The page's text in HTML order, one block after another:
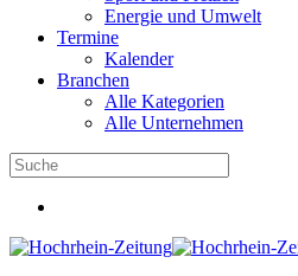
Energie und Umwelt
Termine
Kalender
Branchen
Alle Kategorien
Alle Unternehmen